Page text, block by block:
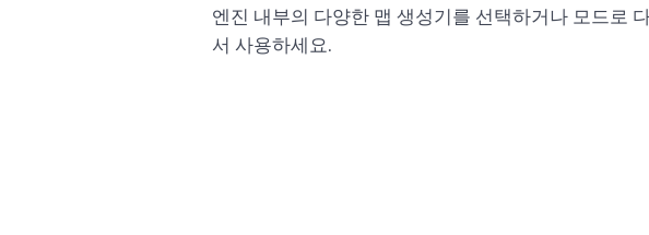
엔진 내부의 다양한 맵 생성기를 선택하거나 모드로
서 사용하세요.